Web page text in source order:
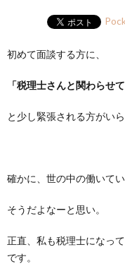
初めて面談する方に、
「税理士さんと関わらせ
と少し緊張される方がい
確かに、世の中の働いて
そうだよなーと思い。
正直、私も税理士になっ
です。